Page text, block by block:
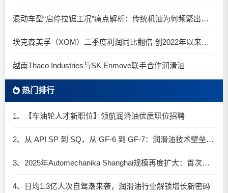
混动车型“启停拉锯工况”痛点解析：传统机油为何频繁出现油泥堆积？
埃克森美孚（XOM）二季度利润同比翻倍 创2022年以来新高
越南Thaco Industries与SK Enmove联手合作润滑油
热门排行
1、【车油轮人才新职位】领航润滑油优质职位招聘
2、从 API SP 到 SQ，从 GF-6 到 GF-7：润滑油技术壁垒再升高，你准备好了吗？
3、2025年Automechanika Shanghai规模再度扩大：首次启用国家会展中心（上海）全部15个展馆
4、日均1.3亿人次自驾潮来袭，润滑油行业解锁增长新密码​